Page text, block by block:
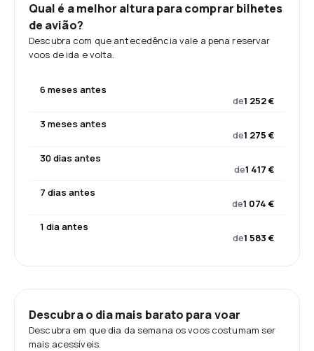
Qual é a melhor altura para comprar bilhetes
de avião?
Descubra com que antecedência vale a pena reservar
voos de ida e volta.
6 meses antes
de1 252 €
3 meses antes
de1 275 €
30 dias antes
de1 417 €
7 dias antes
de1 074 €
1 dia antes
de1 583 €
Descubra o dia mais barato para voar
Descubra em que dia da semana os voos costumam ser
mais acessíveis.